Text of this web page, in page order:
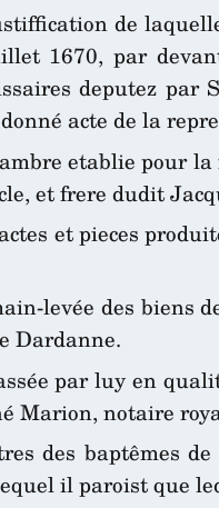
de
1670, par
deputez
acte de la
etablie pour
et frere dudit
et pieces
levée des biens
Dardanne.
par luy en
Marion, notaire
des baptêmes
il paroist que